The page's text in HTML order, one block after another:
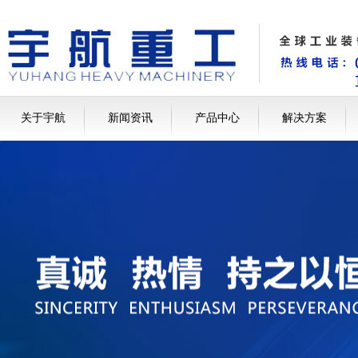
关于宇航 新闻资讯 产品中心 解决方案